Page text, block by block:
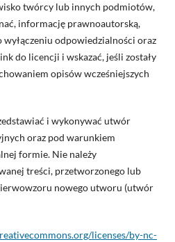
twórcy lub innych podmiotów,
informację prawnoautorską,
odpowiedzialności oraz
do licencji i wskazać, jeśli zostały
opisów wcześniejszych
i wykonywać utwór
oraz pod warunkiem
formie. Nie należy
treści, przetworzonego lub
nowego utworu (utwór
licenses/by-nc-